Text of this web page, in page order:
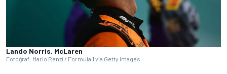
Lando Norris, McLaren
Fotoğraf: Mario Renzi / Formula 1 via Getty Images